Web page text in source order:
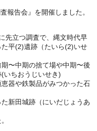
報告会』を開催しました。
先立つ調査で、縄文時代早
平(2)遺跡（たいら(2)いせ
〜中期の捨て場や中期〜後
いちおうじいせき)
器や鉄製品がみつかった石
新田城跡（にいだじょうあ